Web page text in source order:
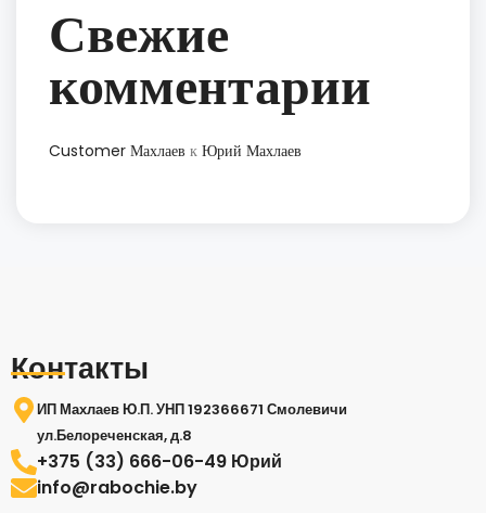
Свежие
комментарии
Customer Махлаев к Юрий Махлаев
Контакты
ИП Махлаев Ю.П. УНП 192366671 Смолевичи
ул.Белореченская, д.8
+375 (33) 666-06-49 Юрий
info@rabochie.by